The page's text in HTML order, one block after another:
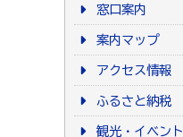
窓口案内
案内マップ
アクセス情報
ふるさと納税
観光・イベント